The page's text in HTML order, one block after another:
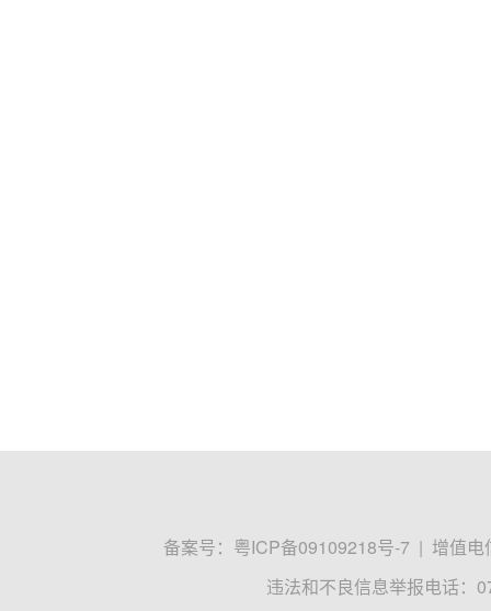
备案号： 粤ICP备09109218号-7 | 增值电
违法和不良信息举报电话：